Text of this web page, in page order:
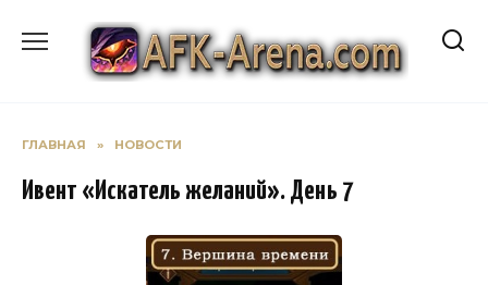
содержанию
ГЛАВНАЯ » НОВОСТИ
Ивент «Искатель желаний». День 7